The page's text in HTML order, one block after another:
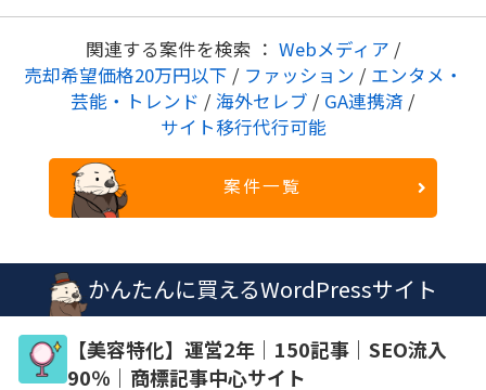
関連する案件を検索 ： Webメディア /
売却希望価格20万円以下 / ファッション / エンタメ・
芸能・トレンド / 海外セレブ / GA連携済 /
サイト移行代行可能
案件一覧
かんたんに買えるWordPressサイト
【美容特化】運営2年｜150記事｜SEO流入
90％｜商標記事中心サイト